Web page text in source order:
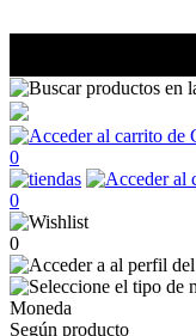
0
0
0
Moneda
Según producto